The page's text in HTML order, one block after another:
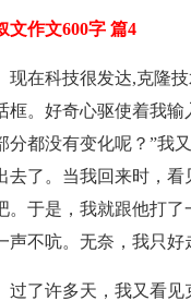
文作文600字 篇4
现在科技很发达,克隆
框。好奇心驱使着我
分都没有变化呢？”我
去了。当我回来时，
。于是，我就跟他打
声不吭。无奈，我只好
过了许多天，我又看见